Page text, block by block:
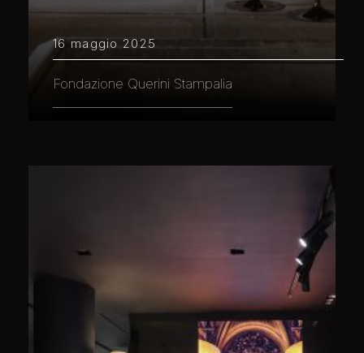
16 maggio 2025
Fondazione Querini Stampalia